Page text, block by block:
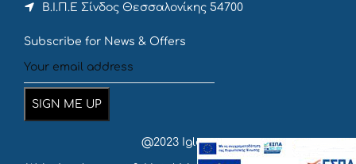
Β.Ι.Π.Ε Σίνδος Θεσσαλονίκης 54700
Subscribe for News & Offers
@2023 Iglass